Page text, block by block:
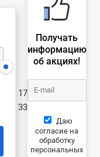
178 530 ₽
33 530 ₽
Получать
информацию
об акциях!
Даю
согласие на
обработку
персональных